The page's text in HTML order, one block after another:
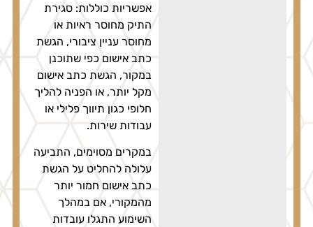
אפשריות כוללות: סגירת
התיק מחוסר ראיות או
מחוסר עניין ציבורי, הגשת
כתב אישום כפי שתוכנן
במקור, הגשת כתב אישום
מקל יותר, או הפניה להליך
חלופי כגון תיווך פלילי או
עבודות שירות.
במקרים מסוימים, התביעה
עלולה להחליט על הגשת
כתב אישום חמור יותר
מהמקורי, אם במהלך
השימוע התגלו עובדות